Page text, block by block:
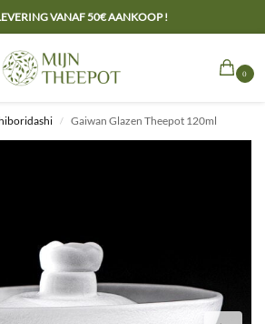
VANAF 50€ AANKOOP !
0
/ Gaiwan Glazen Theepot 120ml